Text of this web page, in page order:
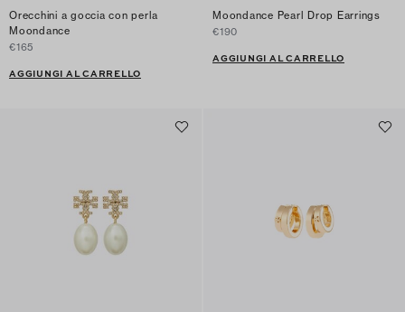
Orecchini a goccia con perla
Moondance
€165
AGGIUNGI AL CARRELLO
Moondance Pearl Drop Earrings
€190
AGGIUNGI AL CARRELLO